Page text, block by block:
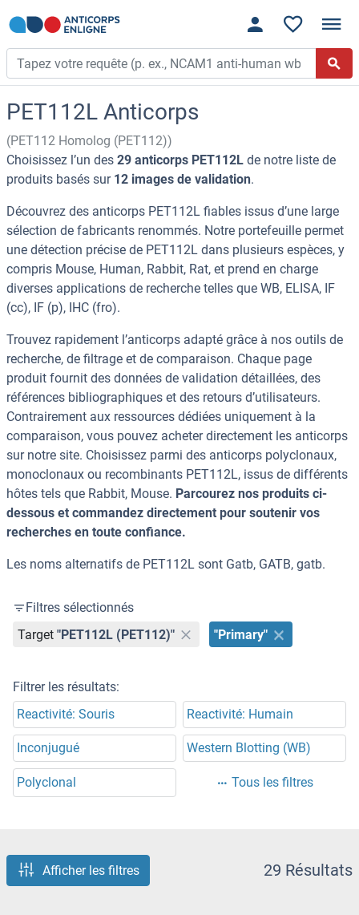
PET112L Anticorps
(PET112 Homolog (PET112))
Choisissez l’un des 29 anticorps PET112L de notre liste de
produits basés sur 12 images de validation.
Découvrez des anticorps PET112L fiables issus d’une large
sélection de fabricants renommés. Notre portefeuille permet
une détection précise de PET112L dans plusieurs espèces, y
compris Mouse, Human, Rabbit, Rat, et prend en charge
diverses applications de recherche telles que WB, ELISA, IF
(cc), IF (p), IHC (fro).
Trouvez rapidement l’anticorps adapté grâce à nos outils de
recherche, de filtrage et de comparaison. Chaque page
produit fournit des données de validation détaillées, des
références bibliographiques et des retours d’utilisateurs.
Contrairement aux ressources dédiées uniquement à la
comparaison, vous pouvez acheter directement les anticorps
sur notre site. Choisissez parmi des anticorps polyclonaux,
monoclonaux ou recombinants PET112L, issus de différents
hôtes tels que Rabbit, Mouse. Parcourez nos produits ci-
dessous et commandez directement pour soutenir vos
recherches en toute confiance.
Les noms alternatifs de PET112L sont Gatb, GATB, gatb.
Filtres sélectionnés
Target "PET112L (PET112)" "Primary"
Filtrer les résultats:
Reactivité: Souris
Reactivité: Humain
Inconjugué Western Blotting (WB)
Polyclonal Tous les filtres
Afficher les filtres 29 Résultats